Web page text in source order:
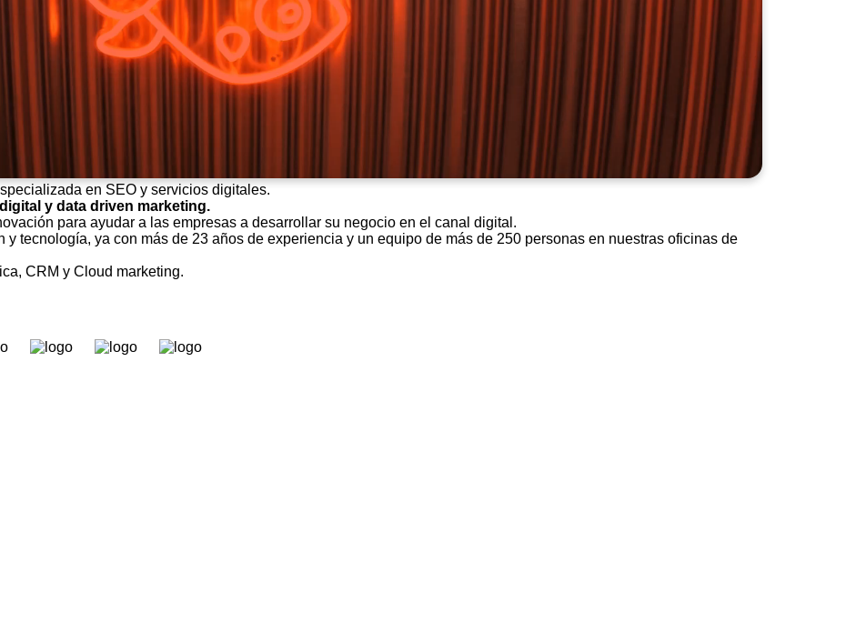
en SEO y servicios digitales.
y data driven marketing.
para ayudar a las empresas a desarrollar su negocio en el canal digital.
tecnología, ya con más de 23 años de experiencia y un equipo de más de 250 personas en nuestras oficinas de
CRM y Cloud marketing.